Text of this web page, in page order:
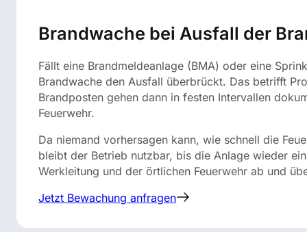
Brandwache bei Ausfall der
Fällt eine Brandmeldeanlage (BMA) oder eine
Brandwache den Ausfall überbrückt. Das betrifft
Brandposten gehen dann in festen Intervallen
Feuerwehr.
Da niemand vorhersagen kann, wie schnell die
bleibt der Betrieb nutzbar, bis die Anlage wieder
Werkleitung und der örtlichen Feuerwehr ab und
Jetzt Bewachung anfragen